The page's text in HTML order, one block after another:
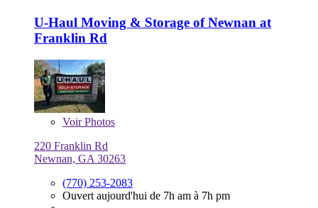
U-Haul Moving & Storage of Newnan at
Franklin Rd
VoirPhotos
220 Franklin Rd
Newnan, GA 30263
(770) 253-2083
Ouvert aujourd'hui de 7h am à 7h pm